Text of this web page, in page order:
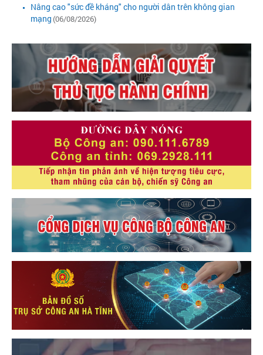
Nâng cao "sức đề kháng" cho người dân trên không gian
mạng (06/08/2026)